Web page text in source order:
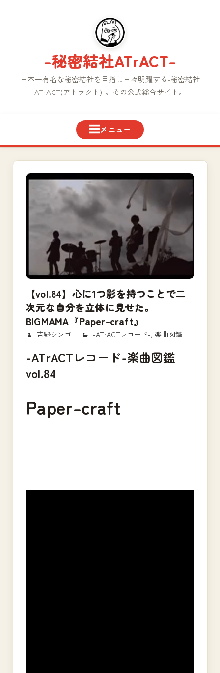
-秘密結社ATrACT-
日本一有名な秘密結社を目指し日々明躍する-秘密結社
ATrACT(アトラクト)-。その公式総合サイト。
【vol.84】心に1つ影を持つことで二
次元な自分を立体に見せた。
BIGMAMA『Paper-craft』
2018/03/27
吉野シンゴ -ATrACTレコード- 楽曲図鑑
-ATrACTレコード-楽曲図鑑
vol.84
Paper-craft